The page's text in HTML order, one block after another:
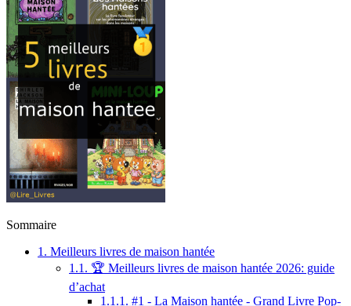
Sommaire
1. Meilleurs livres de maison hantée
1.1. 🏆 Meilleurs livres de maison hantée 2026: guide
d’achat
1.1.1. #1 - La Maison hantée - Grand Livre Pop-